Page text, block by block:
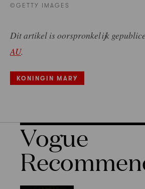
©GETTY IMAGES
Dit artikel is oorspronkelijk
AU.
KONINGIN MARY
Vogue